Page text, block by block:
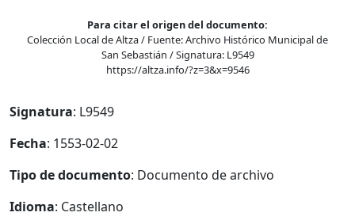
Para citar el origen del documento:
Colección Local de Altza / Fuente: Archivo Histórico Municipal de
San Sebastián / Signatura: L9549
https://altza.info/?z=3&x=9546
Signatura: L9549
Fecha: 1553-02-02
Tipo de documento: Documento de archivo
Idioma: Castellano